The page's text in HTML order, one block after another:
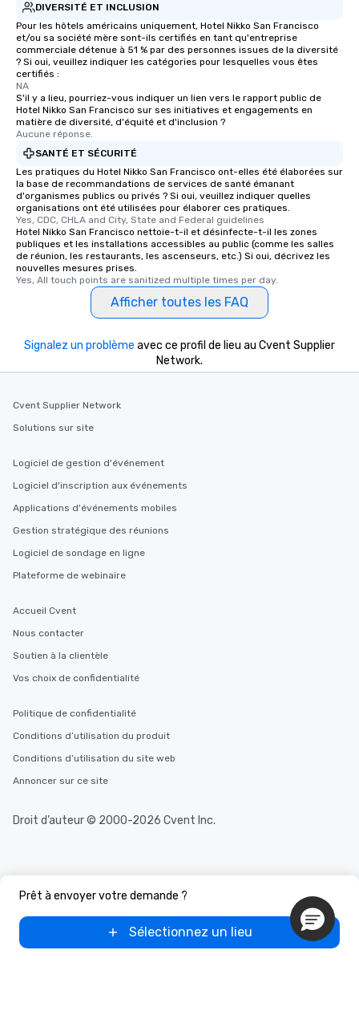
DIVERSITÉ ET INCLUSION
Pour les hôtels américains uniquement, Hotel Nikko San Francisco
et/ou sa société mère sont-ils certifiés en tant qu'entreprise
commerciale détenue à 51 % par des personnes issues de la diversité
? Si oui, veuillez indiquer les catégories pour lesquelles vous êtes
certifiés :
NA
S'il y a lieu, pourriez-vous indiquer un lien vers le rapport public de
Hotel Nikko San Francisco sur ses initiatives et engagements en
matière de diversité, d'équité et d'inclusion ?
Aucune réponse.
SANTÉ ET SÉCURITÉ
Les pratiques du Hotel Nikko San Francisco ont-elles été élaborées sur
la base de recommandations de services de santé émanant
d'organismes publics ou privés ? Si oui, veuillez indiquer quelles
organisations ont été utilisées pour élaborer ces pratiques.
Yes, CDC, CHLA and City, State and Federal guidelines
Hotel Nikko San Francisco nettoie-t-il et désinfecte-t-il les zones
publiques et les installations accessibles au public (comme les salles
de réunion, les restaurants, les ascenseurs, etc.) Si oui, décrivez les
nouvelles mesures prises.
Yes, All touch points are sanitized multiple times per day.
Afficher toutes les FAQ
Prêt à envoyer votre demande ?
Sélectionnez un lieu
Signalez un problème avec ce profil de lieu au Cvent Supplier
Network.
Cvent Supplier Network
Solutions sur site
Logiciel de gestion d'événement
Logiciel d'inscription aux événements
Applications d'événements mobiles
Gestion stratégique des réunions
Logiciel de sondage en ligne
Plateforme de webinaire
Accueil Cvent
Nous contacter
Soutien à la clientèle
Vos choix de confidentialité
Politique de confidentialité
Conditions d’utilisation du produit
Conditions d’utilisation du site web
Annoncer sur ce site
Droit d’auteur © 2000-2026 Cvent Inc.